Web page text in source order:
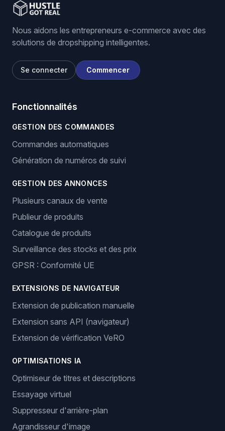
Nous aidons les entrepreneurs e-commerce avec des
solutions de dropshipping intelligentes.
Se connecter Commencer
Fonctionnalités
GESTION DES COMMANDES
Commandes automatiques
Génération de numéros de suivi
GESTION DES ANNONCES
Plusieurs canaux de vente
Publieur de produits
Catalogue de produits
Surveillance des stocks et des prix
GPSR : Conformité UE
EXTENSIONS DE NAVIGATEUR
Extension de publication manuelle
Extension sans API (navigateur)
Extension de vérification VeRO
OPTIMISATIONS IA
Optimiseur de titres et descriptions
Essayage virtuel
Suppresseur d'arrière-plan
Agrandisseur d'image